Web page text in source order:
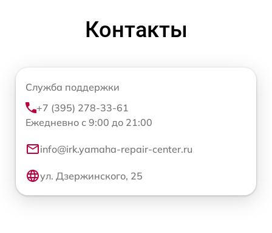
Контакты
Служба поддержки
+7 (395) 278-33-61
Ежедневно с 9:00 до 21:00
info@irk.yamaha-repair-center.ru
ул. Дзержинского, 25